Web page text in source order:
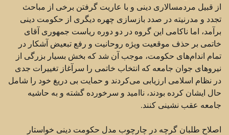
از قبیل مردمسالاری دینی و با عاریت گرفتن برخی از مباحث
تجدد و مدرنیته در صدد بازسازی چهره دیگری از حکومت دینی
برآمد، اما ناکامی این گروه در دو دوره ریاست جمهوری آقای
خاتمی بر حذف موقعیت ویژه روحانیت و رفع تبعیض آشکار در
تمام اندام‌های حکومت،‌ موجب آن شد که بخش بسیار بزرگی از
نیروهای جوان جامعه که انتخاب خاتمی را سرآغاز تغییرات جدی
در نظام اسلامی ارزیابی می‌کردند و حمایت بی دریغ خود را شامل
حال ایشان کرده بودند، ناامید و سرخورده گشته و به حاشیه
جامعه عقب نشینی کنند.
اصلاح طلبان گرچه در چارچوب مدل حکومت دینی خواستار